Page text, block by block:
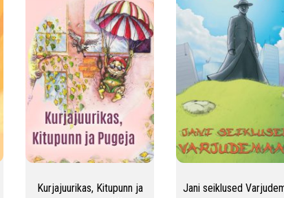
Kurjajuurikas, Kitupunn ja
Jani seiklused